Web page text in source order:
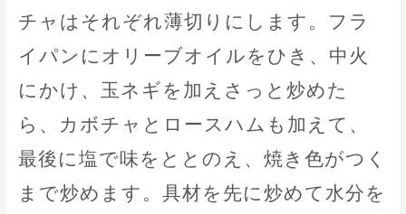
チャはそれぞれ薄切りにします。フラ
イパンにオリーブオイルをひき、中火
にかけ、玉ネギを加えさっと炒めた
ら、カボチャとロースハムも加えて、
最後に塩で味をととのえ、焼き色がつく
まで炒めます。具材を先に炒めて水分を